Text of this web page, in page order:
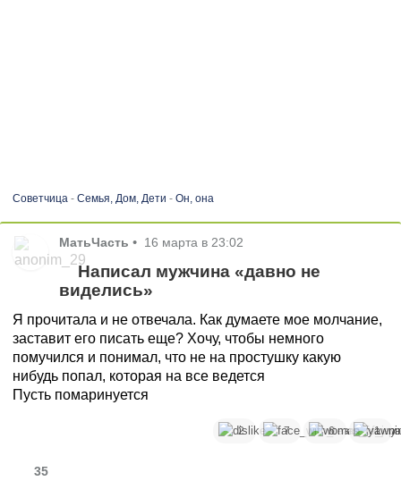
Советчица- Семья, Дом, Дети - Он, она
МатьЧасть • 16 марта в 23:02
Написал мужчина «давно не
виделись»
Я прочитала и не отвечала. Как думаете мое молчание,
заставит его писать еще? Хочу, чтобы немного
помучился и понимал, что не на простушку какую
нибудь попал, которая на все ведется
Пусть помаринуется
2 7 6 1
35